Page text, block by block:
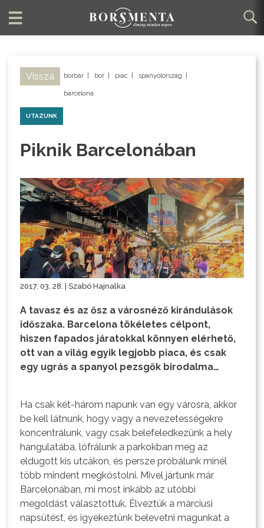
Vissza borbár bor piac spanyolország
barcelona
UTAZUNK
Piknik Barcelonában
2017. 03. 28. | Szabó Hajnalka
A tavasz és az ősz a városnéző kirándulások
időszaka. Barcelona tökéletes célpont,
hiszen fapados járatokkal könnyen elérhető,
ott van a világ egyik legjobb piaca, és csak
egy ugrás a spanyol pezsgők birodalma…
Ha csak két-három napunk van egy városra, akkor
be kell látnunk, hogy vagy a nevezetességekre
koncentrálunk, vagy csak belefeledkezünk a hely
hangulatába, lófrálunk a parkokban meg az
eldugott kis utcákon, és persze próbálunk minél
több mindent megkóstolni. Mivel jártunk már
Barcelonában, mi most inkább az utóbbi
megoldást választottuk. Élveztük a márciusi
napsütést, és igyekeztünk belevetni magunkat a